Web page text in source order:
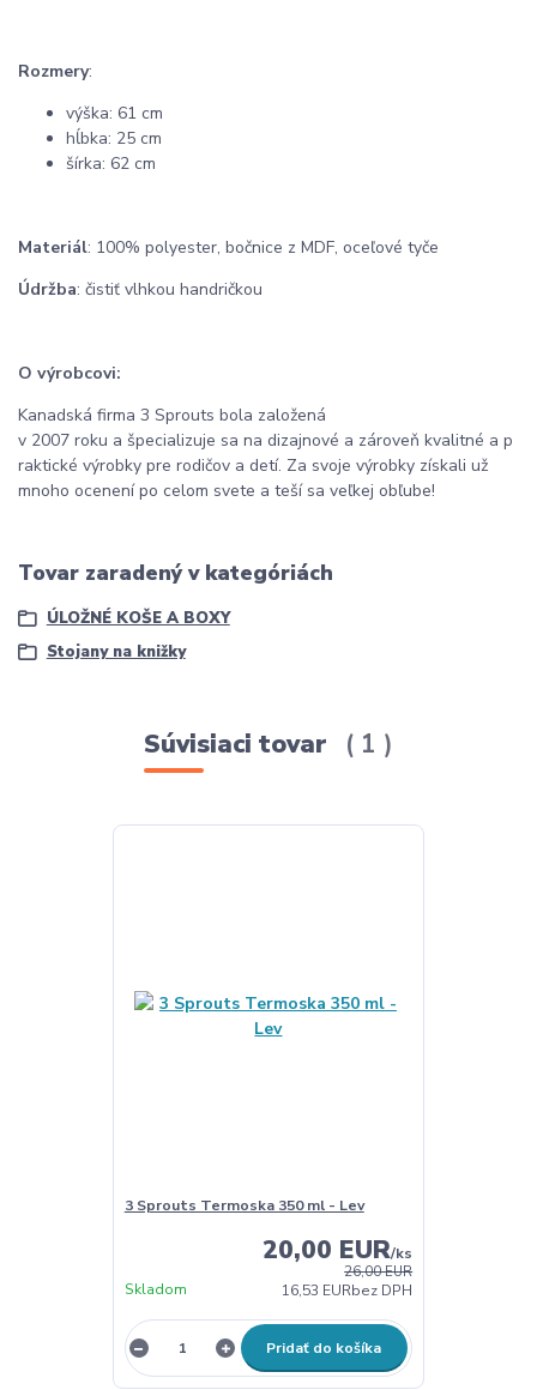
Rozmery:
výška: 61 cm
hĺbka: 25 cm
šírka: 62 cm
Materiál: 100% polyester, bočnice z MDF, oceľové tyče
Údržba: čistiť vlhkou handričkou
O výrobcovi:
Kanadská firma 3 Sprouts bola založená
v 2007 roku a špecializuje sa na dizajnové a zároveň kvalitné a p
raktické výrobky pre rodičov a detí. Za svoje výrobky získali už
mnoho ocenení po celom svete a teší sa veľkej obľube!
Tovar zaradený v kategóriách
ÚLOŽNÉ KOŠE A BOXY
Stojany na knižky
Súvisiaci tovar 1
3 Sprouts Termoska 350 ml - Lev
26,00 EUR
20,00 EUR/ks
16,53 EURbez DPH
Skladom
Pridať do košíka